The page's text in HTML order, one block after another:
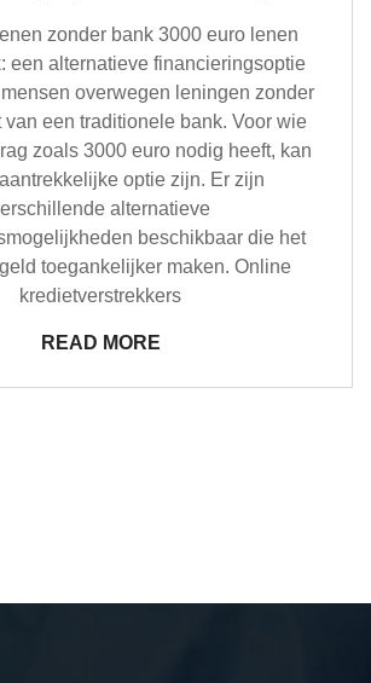
zonder bank 3000 euro lenen
een alternatieve financieringsoptie
overwegen leningen zonder
van een traditionele bank. Voor wie
zoals 3000 euro nodig heeft, kan
optie zijn. Er zijn
alternatieve
beschikbaar die het
toegankelijker maken. Online
kredietverstrekkers
READ MORE